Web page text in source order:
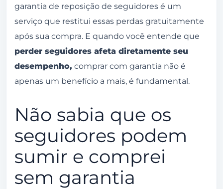
garantia de reposição de seguidores é um
serviço que restitui essas perdas gratuitamente
após sua compra. E quando você entende que
perder seguidores afeta diretamente seu
desempenho, comprar com garantia não é
apenas um benefício a mais, é fundamental.
Não sabia que os
seguidores podem
sumir e comprei
sem garantia